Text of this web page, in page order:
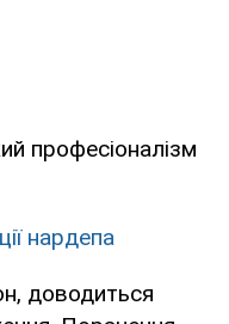
професіоналізм
нардепа
доводиться